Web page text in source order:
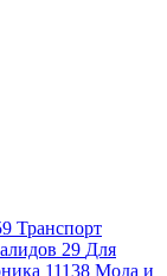
Транспорт
29 Для
11138 Мода и